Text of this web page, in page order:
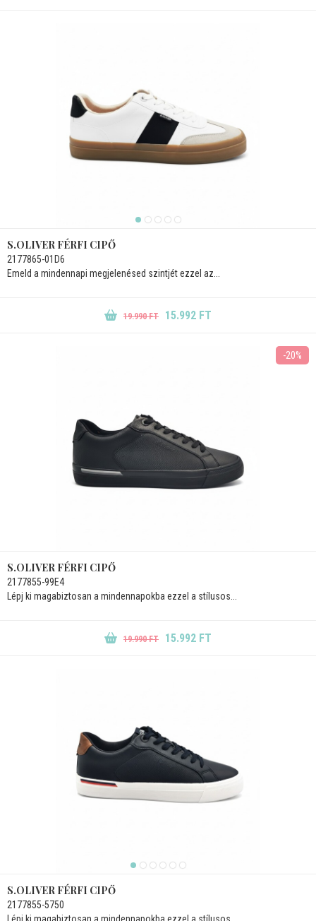
S.OLIVER FÉRFI CIPŐ
2177865-01D6
Emeld a mindennapi megjelenésed szintjét ezzel az...
19.990 FT 15.992 FT
-20%
S.OLIVER FÉRFI CIPŐ
2177855-99E4
Lépj ki magabiztosan a mindennapokba ezzel a stílusos...
19.990 FT 15.992 FT
S.OLIVER FÉRFI CIPŐ
2177855-5750